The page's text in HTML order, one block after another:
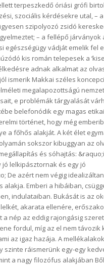
terpeszkedő óriási grófi
szociális kérdésekre utal, –
szipolyozó zsidó
– a fellépő járványok
egészségügy vádját emelik fel
kis román telepesek a
adnak alkalmat az
ismerik Makkai széles
megalapozottságú
e problémák tárgyalását
belefonódik egy magas
történet, hogy még
a főhős alakját. A két élet
sokszor kibuggyan az
és sóhajtás:
jó lelkipásztornak és egy jó
De azért nem végig
alakja. Emberi a hibáiban,
indulataiban. Bukását is az
akarata ellenére,
a nép az eddig rajongásig
fordul, míg az el nem távozik
az igaz hazája. A
szinte ráismerünk egy-egy
a nagy filozófus alakjában